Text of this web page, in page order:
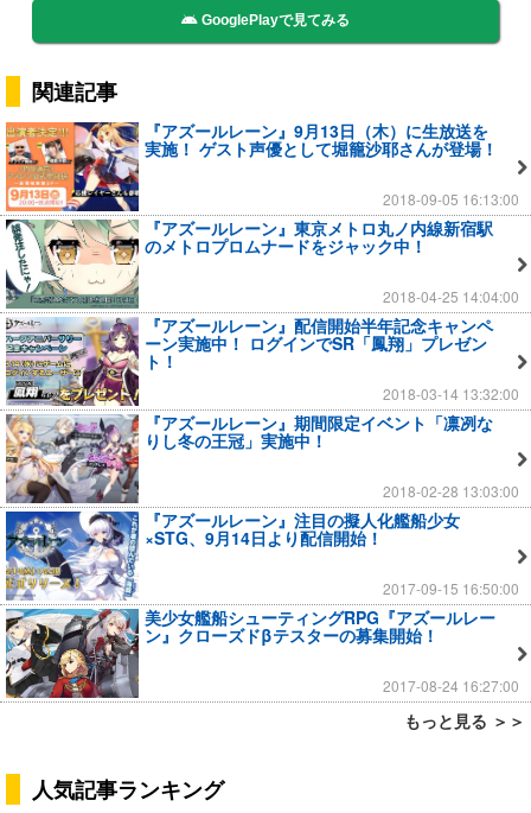
GooglePlayで見てみる
関連記事
『アズールレーン』9月13日（木）に生放送を
実施！ ゲスト声優として堀籠沙耶さんが登場！
2018-09-05 16:13:00
『アズールレーン』東京メトロ丸ノ内線新宿駅
のメトロプロムナードをジャック中！
2018-04-25 14:04:00
『アズールレーン』配信開始半年記念キャンペ
ーン実施中！ ログインでSR「鳳翔」プレゼン
ト！
2018-03-14 13:32:00
『アズールレーン』期間限定イベント「凛冽な
りし冬の王冠」実施中！
2018-02-28 13:03:00
『アズールレーン』注目の擬人化艦船少女
×STG、9月14日より配信開始！
2017-09-15 16:50:00
美少女艦船シューティングRPG『アズールレー
ン』クローズドβテスターの募集開始！
2017-08-24 16:27:00
もっと見る ＞＞
人気記事ランキング